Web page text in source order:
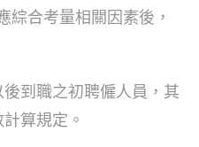
綜合考量相關因素後，
到職之初聘僱人員，其
算規定。